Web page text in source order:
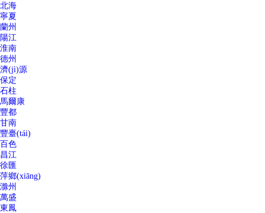
北海
寧夏
蘭州
陽江
淮南
德州
濟(jì)源
保定
石柱
馬爾康
豐都
甘南
豐臺(tái)
百色
昌江
徐匯
萍鄉(xiāng)
滁州
萬盛
東鳳